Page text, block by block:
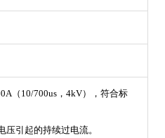
（10/700us，4kV），符合标
引起的持续过电流。